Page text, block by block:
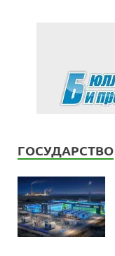
ГОСУДАРСТВО